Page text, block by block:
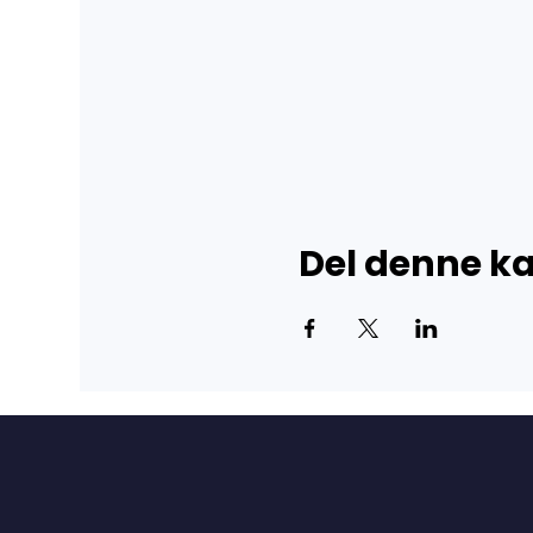
Del denne